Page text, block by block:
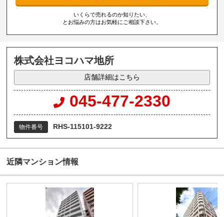
いくらで売れるのか知りたい、
とお悩みの方はお気軽にご相談下さい。
株式会社ヨコハマ地所
店舗詳細はこちら
045-477-2330
物件番号 RHS-115101-9222
近隣マンション情報